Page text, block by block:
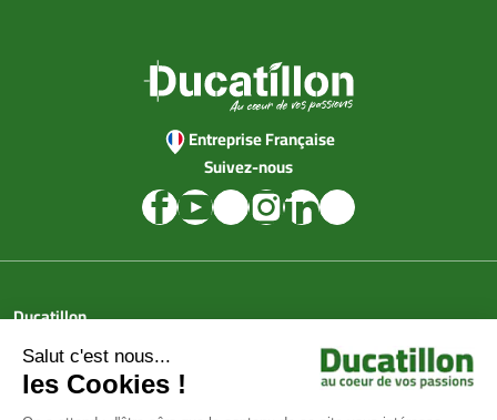
Entreprise Française
Suivez-nous
Ducatillon
Achat en ligne
Services